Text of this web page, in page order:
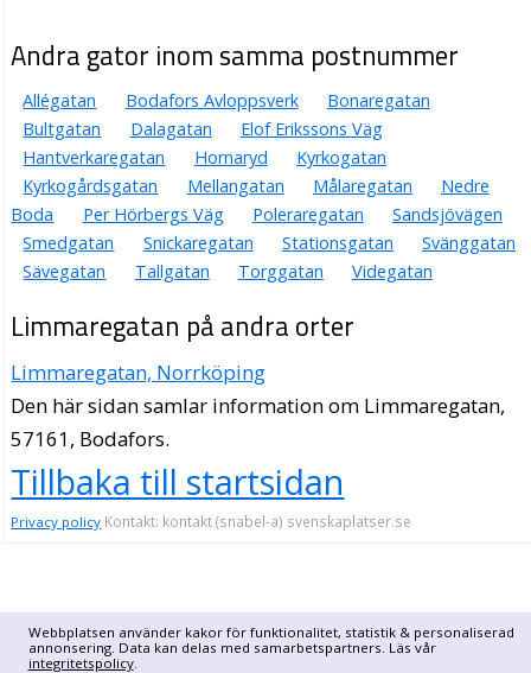
Webbplatsen använder kakor för funktionalitet, statistik & personaliserad
annonsering. Data kan delas med samarbetspartners. Läs vår
integritetspolicy.
Andra gator inom samma postnummer
Allégatan Bodafors Avloppsverk
Bonaregatan
Bultgatan
Dalagatan
Elof Erikssons Väg
Hantverkaregatan
Hornaryd
Kyrkogatan
Kyrkogårdsgatan
Mellangatan Målaregatan
Nedre
Boda
Per Hörbergs Väg Poleraregatan
Sandsjövägen
Smedgatan
Snickaregatan Stationsgatan
Svänggatan
Sävegatan
Tallgatan Torggatan Videgatan
Limmaregatan på andra orter
Limmaregatan, Norrköping
Den här sidan samlar information om Limmaregatan,
57161, Bodafors.
Tillbaka till startsidan
Privacy policy Kontakt: kontakt (snabel-a) svenskaplatser.se